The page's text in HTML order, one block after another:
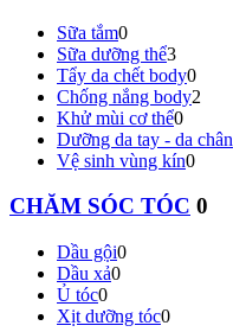
Sữa tắm0
Sữa dưỡng thể3
Tẩy da chết body0
Chống nắng body2
Khử mùi cơ thể0
Dưỡng da tay - da chân
Vệ sinh vùng kín0
CHĂM SÓC TÓC 0
Dầu gội0
Dầu xả0
Ủ tóc0
Xịt dưỡng tóc0